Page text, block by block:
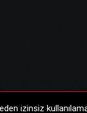
izinsiz